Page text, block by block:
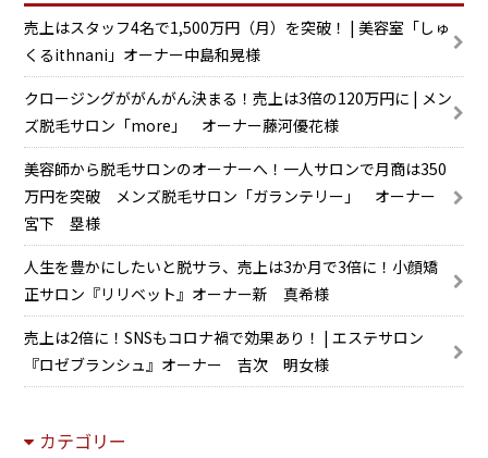
売上はスタッフ4名で1,500万円（月）を突破！ | 美容室「しゅ
くるithnani」オーナー中島和晃様
クロージングががんがん決まる！売上は3倍の120万円に | メン
ズ脱毛サロン「more」 オーナー藤河優花様
美容師から脱毛サロンのオーナーへ！一人サロンで月商は350
万円を突破 メンズ脱毛サロン「ガランテリー」 オーナー
宮下 塁様
人生を豊かにしたいと脱サラ、売上は3か月で3倍に！小顔矯
正サロン『リリベット』オーナー新 真希様
売上は2倍に！SNSもコロナ禍で効果あり！ | エステサロン
『ロゼブランシュ』オーナー 吉次 明女様
カテゴリー